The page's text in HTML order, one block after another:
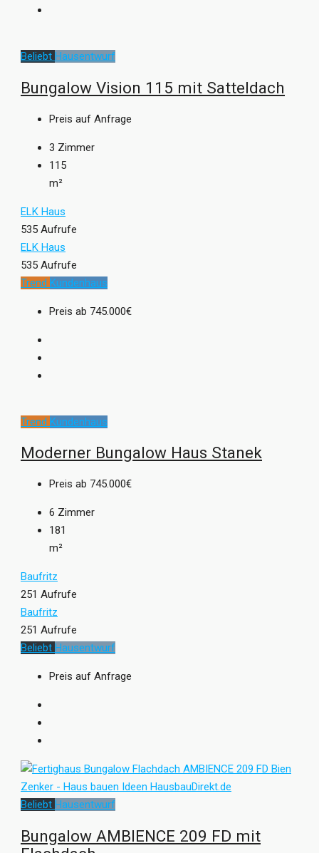
Beliebt Hausentwurf
Bungalow Vision 115 mit Satteldach
Preis auf Anfrage
3 Zimmer
115
m²
ELK Haus
535 Aufrufe
ELK Haus
535 Aufrufe
Trend Kundenhaus
Preis ab 745.000€
Trend Kundenhaus
Moderner Bungalow Haus Stanek
Preis ab 745.000€
6 Zimmer
181
m²
Baufritz
251 Aufrufe
Baufritz
251 Aufrufe
Beliebt Hausentwurf
Preis auf Anfrage
Beliebt Hausentwurf
Bungalow AMBIENCE 209 FD mit